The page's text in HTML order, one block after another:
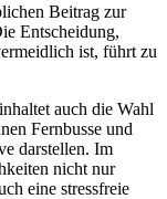
Beitrag zur
Entscheidung,
ist, führt zu
auch die Wahl
Fernbusse und
darstellen. Im
nicht nur
eine stressfreie